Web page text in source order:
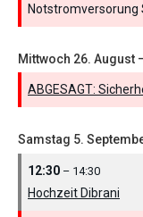
Notstromversorung
Mittwoch 26. August
ABGESAGT:
Samstag 5.
12:30 – 14:30
Hochzeit Dibrani